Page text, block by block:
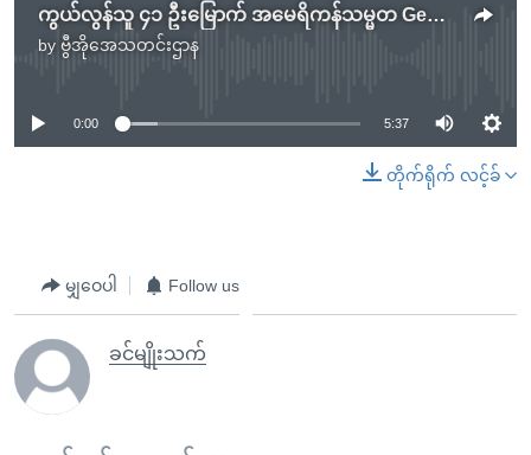
ကွယ်လွန်သူ ၄၁ ဦးမြောက် အမေရိကန်သမ္မတ George Bush ကို နိုင်ငံဂါရဝပြု
by ဗွီအိုအေသတင်းဌာန
No media source currently available
0:00 5:37
တိုက်ရိုက် လင့်ခ်
မျှဝေပါ Follow us
ခင်မျိုးသက်